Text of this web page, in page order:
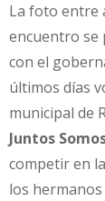
La foto entre
encuentro se
con el
últimos días
municipal de
Juntos
competir en
los hermanos